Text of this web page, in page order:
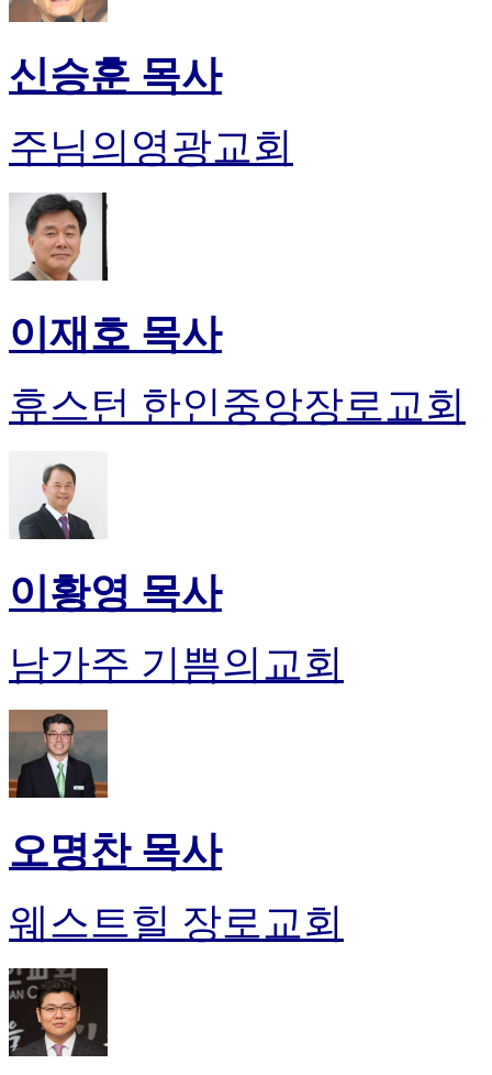
신승훈 목사
주님의영광교회
이재호 목사
휴스턴 한인중앙장로교회
이황영 목사
남가주 기쁨의교회
오명찬 목사
웨스트힐 장로교회